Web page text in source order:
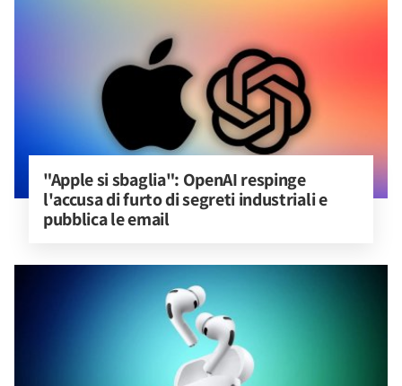
"Apple si sbaglia": OpenAI respinge
l'accusa di furto di segreti industriali e
pubblica le email